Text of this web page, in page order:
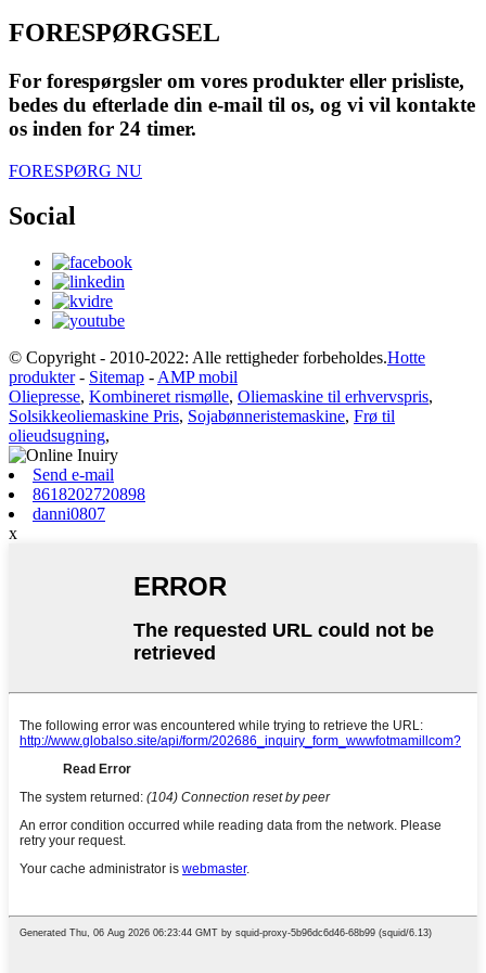
FORESPØRGSEL
For forespørgsler om vores produkter eller prisliste,
bedes du efterlade din e-mail til os, og vi vil kontakte
os inden for 24 timer.
FORESPØRG NU
Social
© Copyright - 2010-2022: Alle rettigheder forbeholdes.Hotte
produkter- Sitemap - AMP mobil
Oliepresse, Kombineret rismølle, Oliemaskine til erhvervspris,
Solsikkeoliemaskine Pris, Sojabønneristemaskine, Frø til
olieudsugning,
Send e-mail
8618202720898
danni0807
x